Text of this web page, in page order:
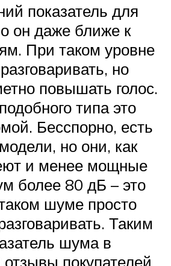
показатель для
он даже ближе к
При таком уровне
но
повышать голос.
типа это
Бесспорно, есть
но они, как
и менее мощные
более 80 дБ – это
шуме просто
Таким
шума в
покупателей